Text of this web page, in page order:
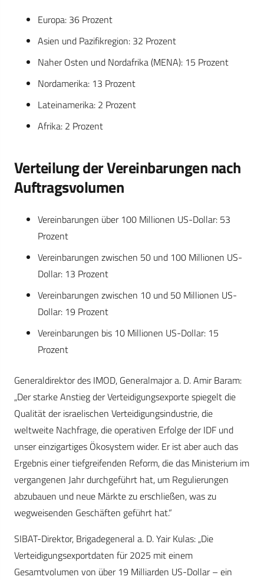
Europa: 36 Prozent
Asien und Pazifikregion: 32 Prozent
Naher Osten und Nordafrika (MENA): 15 Prozent
Nordamerika: 13 Prozent
Lateinamerika: 2 Prozent
Afrika: 2 Prozent
Verteilung der Vereinbarungen nach
Auftragsvolumen
Vereinbarungen über 100 Millionen US-Dollar: 53
Prozent
Vereinbarungen zwischen 50 und 100 Millionen US-
Dollar: 13 Prozent
Vereinbarungen zwischen 10 und 50 Millionen US-
Dollar: 19 Prozent
Vereinbarungen bis 10 Millionen US-Dollar: 15
Prozent
Generaldirektor des IMOD, Generalmajor a. D. Amir Baram:
„Der starke Anstieg der Verteidigungsexporte spiegelt die
Qualität der israelischen Verteidigungsindustrie, die
weltweite Nachfrage, die operativen Erfolge der IDF und
unser einzigartiges Ökosystem wider. Er ist aber auch das
Ergebnis einer tiefgreifenden Reform, die das Ministerium im
vergangenen Jahr durchgeführt hat, um Regulierungen
abzubauen und neue Märkte zu erschließen, was zu
wegweisenden Geschäften geführt hat.“
SIBAT-Direktor, Brigadegeneral a. D. Yair Kulas: „Die
Verteidigungsexportdaten für 2025 mit einem
Gesamtvolumen von über 19 Milliarden US-Dollar – ein